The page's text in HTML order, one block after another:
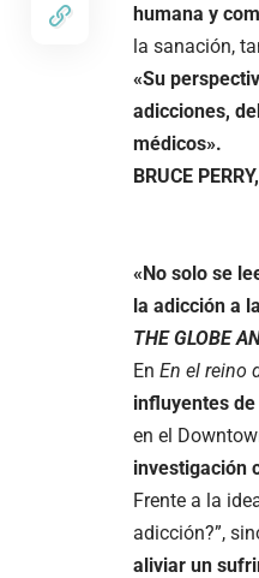
humana y
la sanación,
«Su
adicciones,
médicos».
BRUCE
«No solo se
la adicción a
THE GLOBE
En En el reino
influyentes
en el
investigación
Frente a la
adicción?”,
aliviar un